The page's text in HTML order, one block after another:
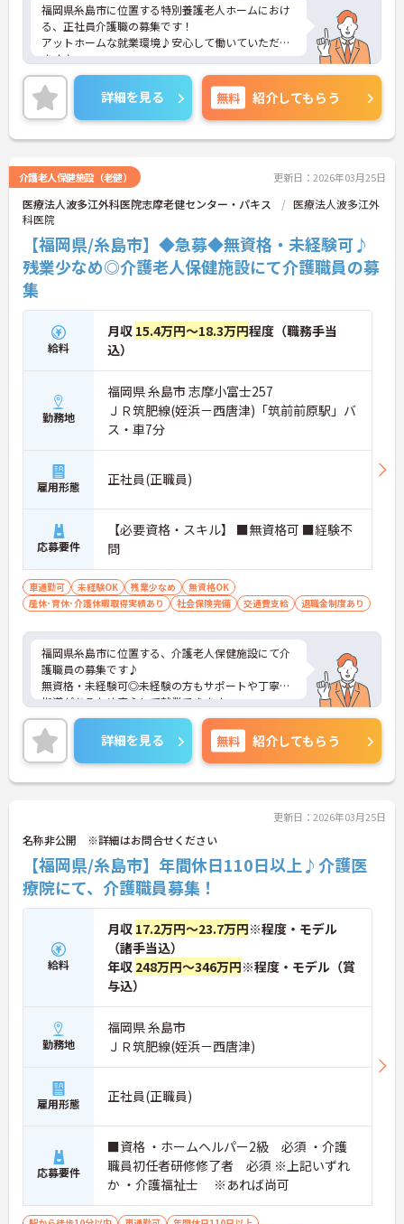
福岡県糸島市に位置する特別養護老人ホームにおけ
る、正社員介護職の募集です！
アットホームな就業環境♪安心して働いていただけ
ます♪
ご興味ある方には、面接対策ポイントなど、さらに
詳細をお話しいたしますのでお気軽にご相談くださ
い。
詳細を見る 無料 紹介してもらう
介護老人保健施設（老健） 更新日：2026年03月25日
医療法人波多江外科医院志摩老健センター・パキス
医療法人波多江外
科医院
【福岡県/糸島市】◆急募◆無資格・未経験可♪
残業少なめ◎介護老人保健施設にて介護職員の募
集
給料
月収 15.4万円～18.3万円程度（職務手当
込）
勤務地
福岡県 糸島市 志摩小富士257
ＪＲ筑肥線(姪浜－西唐津)「筑前前原駅」バ
ス・車7分
雇用形態 正社員(正職員)
応募要件
【必要資格・スキル】 ■無資格可 ■経験不
問
車通勤可 未経験OK 残業少なめ
無資格OK
産休･育休･介護休暇取得実績あり
社会保険完備 交通費支給 退職金制度あり
福岡県糸島市に位置する、介護老人保健施設にて介
護職員の募集です♪
無資格・未経験可◎未経験の方もサポートや丁寧な
指導があるため安心して就業できます。
ご興味ある方には、面接のポイントなど、さらに詳
細をお話致しますのでお気軽にご相談ください。
詳細を見る 無料 紹介してもらう
更新日：2026年03月25日
名称非公開 ※詳細はお問合せください
【福岡県/糸島市】年間休日110日以上♪介護医
療院にて、介護職員募集！
給料
月収 17.2万円～23.7万円※程度・モデル
（諸手当込）
年収 248万円～346万円※程度・モデル（賞
与込）
勤務地
福岡県 糸島市
ＪＲ筑肥線(姪浜－西唐津)
雇用形態 正社員(正職員)
応募要件
■資格 ・ホームヘルパー2級 必須 ・介護
職員初任者研修修了者 必須 ※上記いずれ
か ・介護福祉士 ※あれば尚可